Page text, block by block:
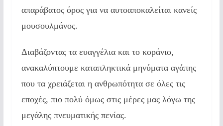
απαράβατος όρος για να αυτοαποκαλείται κανείς
μουσουλμάνος.
Διαβάζοντας τα ευαγγέλια και το κοράνιο,
ανακαλύπτουμε καταπληκτικά μηνύματα αγάπης
που τα χρειάζεται η ανθρωπότητα σε όλες τις
εποχές, πιο πολύ όμως στις μέρες μας λόγω της
μεγάλης πνευματικής πενίας.